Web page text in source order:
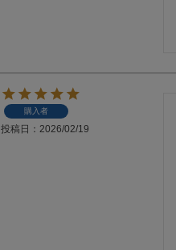
購入者
投稿日 2026/02/19